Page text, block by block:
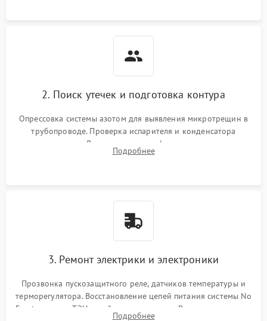
2. Поиск утечек и подготовка контура
Опрессовка системы азотом для выявления микротрещин в
трубопроводе. Проверка испарителя и конденсатора
течеискателем. Демонтаж старого фильтра-осушителя и
продувка капиллярной трубки для устранения засоров.
Подробнее
3. Ремонт электрики и электроники
Прозвонка пускозащитного реле, датчиков температуры и
терморегулятора. Восстановление цепей питания системы No
Frost, включая ТЭН оттайки и вентилятор. Ремонт или замена
Подробнее